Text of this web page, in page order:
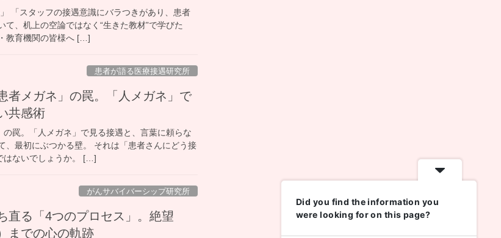
「スタッフの接遇意識にバラつきがあり、患者
、机上の空論ではなく“生きた教材”で学びた
教育機関の皆様へ […]
患者が語る医療接遇研究所
者メガネ」の罠。「人メガネ」で
共感術
罠。「人メガネ」で見る接遇と、言葉に頼らな
、最初にぶつかる壁。 それは「患者さんにどう接
はないでしょうか。 […]
がんサバイバーシップ研究所
直る「4つのプロセス」。絶望
までの心の軌跡
Did you find the information you
were looking for on this page?